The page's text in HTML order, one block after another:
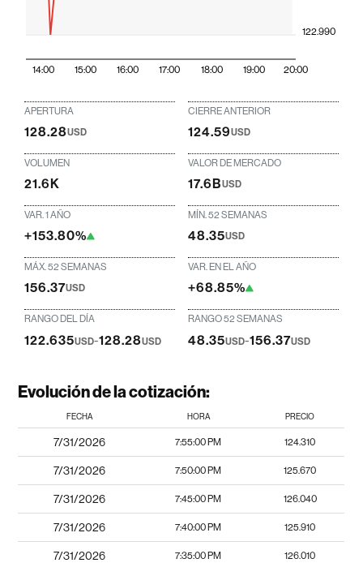
14:00 15:00 16:00 17:00 18:00 19:00 20:00
122.990
APERTURA
128.28USD
CIERRE ANTERIOR
124.59USD
VOLUMEN
21.6K
VALOR DE MERCADO
17.6BUSD
VAR. 1 AÑO
+153.80%
MÍN. 52 SEMANAS
48.35USD
MÁX. 52 SEMANAS
156.37USD
VAR. EN EL AÑO
+68.85%
RANGO DEL DÍA
122.635USD-128.28USD
RANGO 52 SEMANAS
48.35USD-156.37USD
Evolución de la cotización:
FECHA HORA PRECIO
7/31/2026 7:55:00 PM 124.310
7/31/2026 7:50:00 PM 125.670
7/31/2026 7:45:00 PM 126.040
7/31/2026 7:40:00 PM 125.910
7/31/2026 7:35:00 PM 126.010